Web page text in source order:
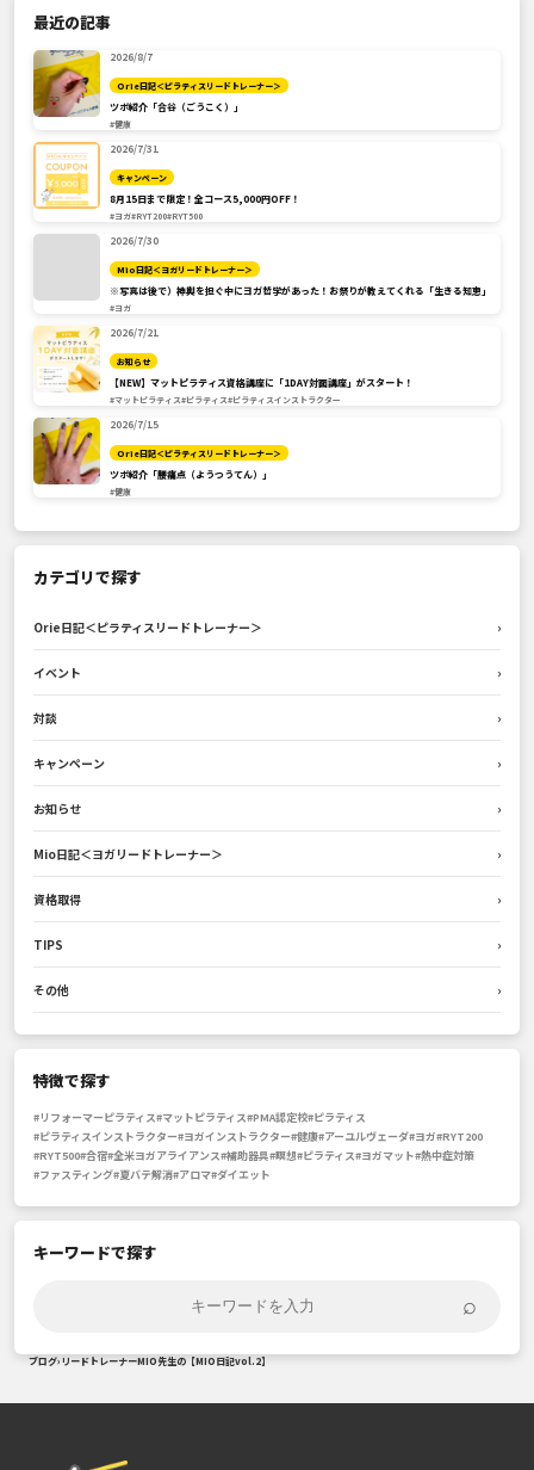
最近の記事
2026/8/7
Orie日記＜ピラティスリードトレーナー＞
ツボ紹介「合谷（ごうこく）」
#健康
2026/7/31
キャンペーン
8月15日まで限定！全コース5,000円OFF！
#ヨガ#RYT200#RYT500
2026/7/30
Mio日記＜ヨガリードトレーナー＞
※写真は後で）神輿を担ぐ中にヨガ哲学があった！お祭りが教えてくれる「生きる知恵」
#ヨガ
2026/7/21
お知らせ
【NEW】マットピラティス資格講座に「1DAY対面講座」がスタート！
#マットピラティス#ピラティス#ピラティスインストラクター
2026/7/15
Orie日記＜ピラティスリードトレーナー＞
ツボ紹介「腰痛点（ようつうてん）」
#健康
カテゴリで探す
Orie日記＜ピラティスリードトレーナー＞ ›
イベント ›
対談 ›
キャンペーン ›
お知らせ ›
Mio日記＜ヨガリードトレーナー＞ ›
資格取得 ›
TIPS ›
その他 ›
特徴で探す
#リフォーマーピラティス#マットピラティス#PMA認定校#ピラティス
#ピラティスインストラクター#ヨガインストラクター#健康#アーユルヴェーダ#ヨガ#RYT200
#RYT500#合宿#全米ヨガアライアンス#補助器具#瞑想#ピラティス#ヨガマット#熱中症対策
#ファスティング#夏バテ解消#アロマ#ダイエット
キーワードで探す
⌕
ブログ›リードトレーナーMIO先生の【MIO日記vol.2】